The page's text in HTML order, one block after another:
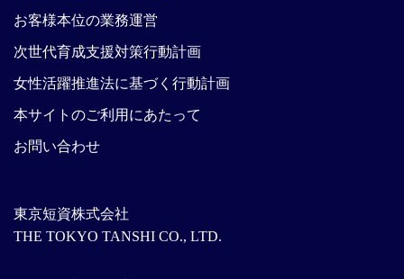
東京短資株式会社
THE TOKYO TANSHI CO., LTD.
お客様本位の業務運営
次世代育成支援対策行動計画
女性活躍推進法に基づく行動計画
本サイトのご利用にあたって
お問い合わせ